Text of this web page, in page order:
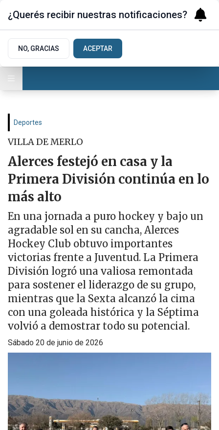
Deportes
VILLA DE MERLO
Alerces festejó en casa y la
Primera División continúa en lo
más alto
En una jornada a puro hockey y bajo un
agradable sol en su cancha, Alerces
Hockey Club obtuvo importantes
victorias frente a Juventud. La Primera
División logró una valiosa remontada
para sostener el liderazgo de su grupo,
mientras que la Sexta alcanzó la cima
con una goleada histórica y la Séptima
volvió a demostrar todo su potencial.
sábado 20 de junio de 2026
¿Querés recibir nuestras notificaciones?
NO, GRACIAS ACEPTAR